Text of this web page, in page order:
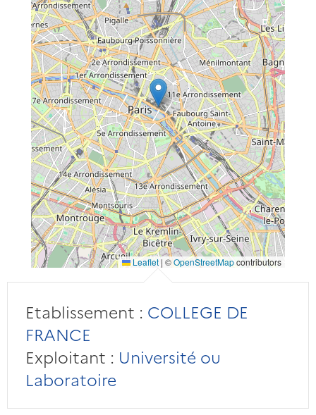
Leaflet | ©OpenStreetMapcontributors
Etablissement : COLLEGE DE
FRANCE
Exploitant : Université ou
Laboratoire